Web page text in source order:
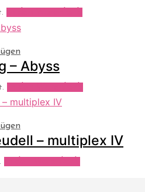
– Abyss
– multiplex IV